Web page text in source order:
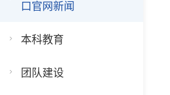
口官网新闻
本科教育
团队建设